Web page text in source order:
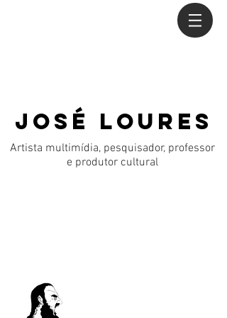
JOSÉ LOURES
Artista multimídia, pesquisador, professor
e produtor cultural